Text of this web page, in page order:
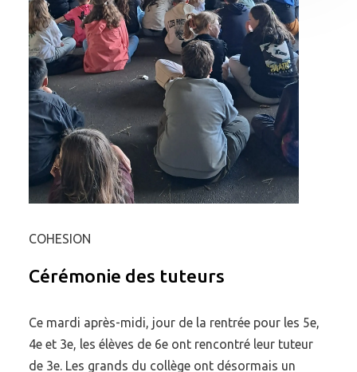
COHESION
Cérémonie des tuteurs
Ce mardi après-midi, jour de la rentrée pour les 5e,
4e et 3e, les élèves de 6e ont rencontré leur tuteur
de 3e. Les grands du collège ont désormais un